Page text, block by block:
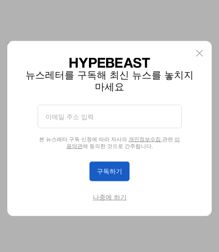
Rolex, 2026년 골드 워치 가격 또 인상…두 번째 ‘프리
Rolex가 2026년 골드 워치 리테일 가격을 올해 두 번째로 올리며 초
고자산가 컬렉터층을 정조준했다. 새로운 합금이 적용된
Cosmograph Daytona 등 하이엔드 귀금속 라인업에 집중 인상이
Jun 15, 2026
19.3K
뉴스레터를 구독해 최신 뉴스를 놓치지
마세요
본 뉴스레터 구독 신청에 따라 자사의 개인정보수집 관련 이
용약관에 동의한 것으로 간주됩니다.
구독하기
나중에 하기